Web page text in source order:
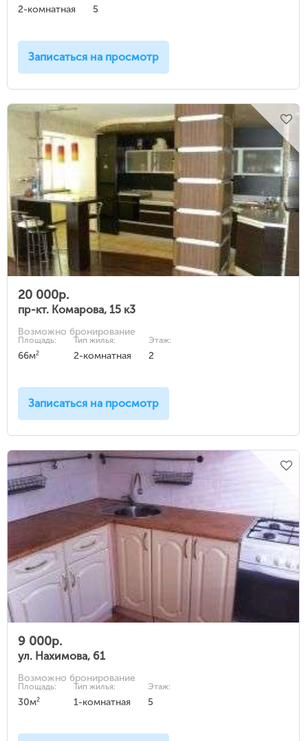
2-комнатная 5
Записаться на просмотр
20 000р.
пр-кт. Комарова, 15 к3
Возможно бронирование
Площадь:
66м2
Тип жилья:
2-комнатная
Этаж:
2
Записаться на просмотр
9 000р.
ул. Нахимова, 61
Возможно бронирование
Площадь:
30м2
Тип жилья:
1-комнатная
Этаж:
5